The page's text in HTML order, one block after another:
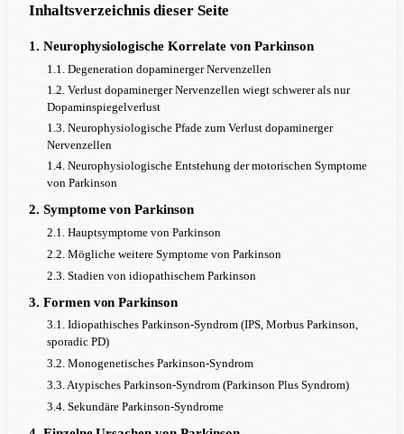
Inhaltsverzeichnis dieser Seite
1. Neurophysiologische Korrelate von Parkinson
1.1. Degeneration dopaminerger Nervenzellen
1.2. Verlust dopaminerger Nervenzellen wiegt schwerer als nur
Dopaminspiegelverlust
1.3. Neurophysiologische Pfade zum Verlust dopaminerger
Nervenzellen
1.4. Neurophysiologische Entstehung der motorischen Symptome
von Parkinson
2. Symptome von Parkinson
2.1. Hauptsymptome von Parkinson
2.2. Mögliche weitere Symptome von Parkinson
2.3. Stadien von idiopathischem Parkinson
3. Formen von Parkinson
3.1. Idiopathisches Parkinson-Syndrom (IPS, Morbus Parkinson,
sporadic PD)
3.2. Monogenetisches Parkinson-Syndrom
3.3. Atypisches Parkinson-Syndrom (Parkinson Plus Syndrom)
3.4. Sekundäre Parkinson-Syndrome